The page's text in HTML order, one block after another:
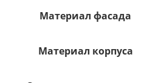
Материал фасада
Материал корпуса